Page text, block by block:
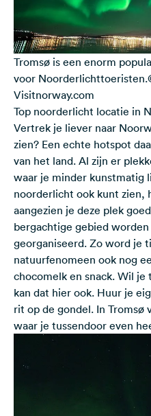
Tromsø is een enorm
voor
Visitnorway.com
Top noorderlicht locatie in
Vertrek je liever naar
zien? Een echte hotspot
van het land. Al zijn er
waar je minder kunstmatig
noorderlicht ook kunt zien,
aangezien je deze plek
bergachtige gebied
georganiseerd. Zo word je
natuurfenomeen ook nog
chocomelk en snack. Wil je
kan dat hier ook. Huur je
rit op de gondel. In Tromsø
waar je tussendoor even